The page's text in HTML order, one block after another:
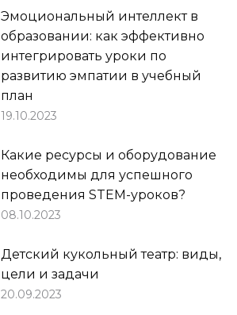
Эмоциональный интеллект в
образовании: как эффективно
интегрировать уроки по
развитию эмпатии в учебный
план
19.10.2023
Какие ресурсы и оборудование
необходимы для успешного
проведения STEM-уроков?
08.10.2023
Детский кукольный театр: виды,
цели и задачи
20.09.2023